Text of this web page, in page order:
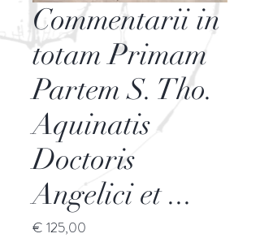
Commentarii in
totam Primam
Partem S. Tho.
Aquinatis
Doctoris
Angelici et ...
€ 125,00